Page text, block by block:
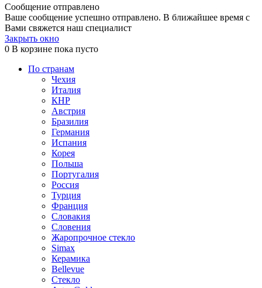
Сообщение отправлено
Ваше сообщение успешно отправлено. В ближайшее время с
Вами свяжется наш специалист
Закрыть окно
0 В корзине пока пусто
По странам
Чехия
Италия
КНР
Австрия
Бразилия
Германия
Испания
Корея
Польша
Португалия
Россия
Турция
Франция
Словакия
Словения
Жаропрочное стекло
Simax
Керамика
Bellevue
Стекло